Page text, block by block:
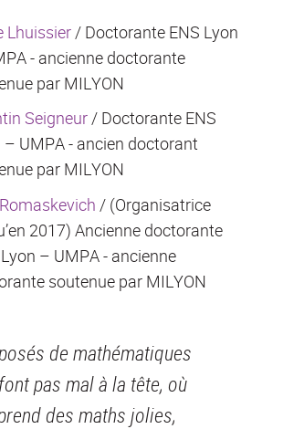
Lhuissier / Doctorante ENS Lyon
- ancienne doctorante
par MILYON
Seigneur/ Doctorante ENS
– UMPA - ancien doctorant
par MILYON
/ (Organisatrice
2017) Ancienne doctorante
– UMPA - ancienne
soutenue par MILYON
de mathématiques
pas mal à la tête, où
des maths jolies,